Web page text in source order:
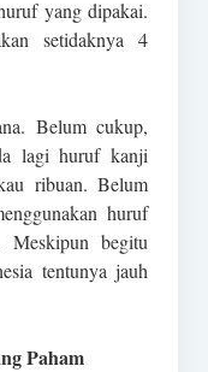
yang dipakai.
setidaknya 4
Belum cukup,
lagi huruf kanji
ribuan. Belum
huruf
begitu
tentunya jauh
Paham